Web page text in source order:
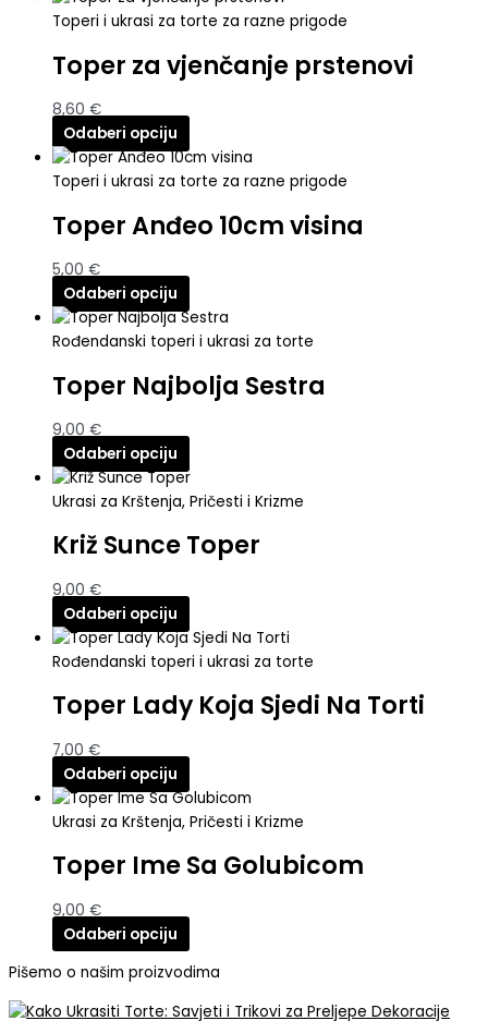
Toperi i ukrasi za torte za razne prigode
Toper za vjenčanje prstenovi
8,60 €
Odaberi opciju
Toperi i ukrasi za torte za razne prigode
Toper Anđeo 10cm visina
5,00 €
Odaberi opciju
Rođendanski toperi i ukrasi za torte
Toper Najbolja Sestra
9,00 €
Odaberi opciju
Ukrasi za Krštenja, Pričesti i Krizme
Križ Sunce Toper
9,00 €
Odaberi opciju
Rođendanski toperi i ukrasi za torte
Toper Lady Koja Sjedi Na Torti
7,00 €
Odaberi opciju
Ukrasi za Krštenja, Pričesti i Krizme
Toper Ime Sa Golubicom
9,00 €
Odaberi opciju
Pišemo o našim proizvodima